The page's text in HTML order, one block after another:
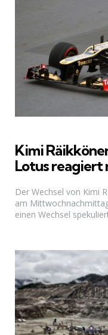
Kimi
Lotus reagiert
Der Wechsel von Kimi
am
einen Wechsel